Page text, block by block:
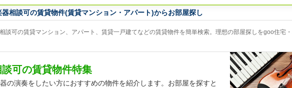
器相談可の賃貸物件(賃貸マンション・アパート)からお部屋探し
談可の賃貸マンション、アパート、賃貸一戸建てなどの賃貸物件を簡単検索。理想の部屋探しをgoo住宅
可の賃貸物件特集
の演奏をしたい方におすすめの物件を紹介します。お部屋を探すと